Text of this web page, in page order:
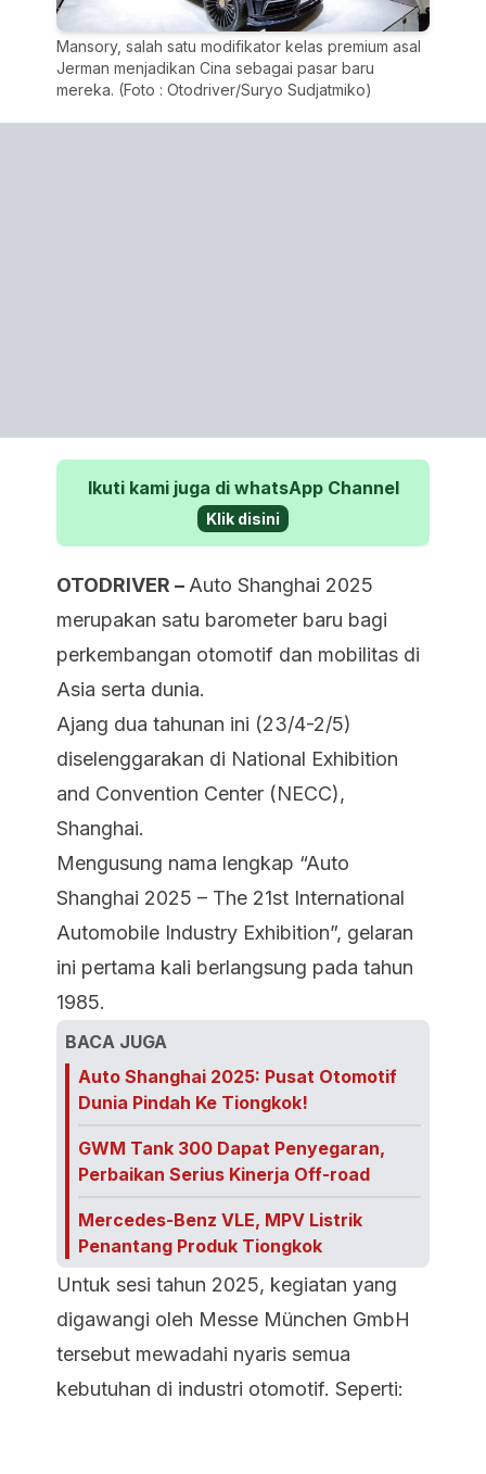
Mansory, salah satu modifikator kelas premium asal
Jerman menjadikan Cina sebagai pasar baru
mereka. (Foto : Otodriver/Suryo Sudjatmiko)
Ikuti kami juga di whatsApp Channel
Klik disini
OTODRIVER – Auto Shanghai 2025
merupakan satu barometer baru bagi
perkembangan otomotif dan mobilitas di
Asia serta dunia.
Ajang dua tahunan ini (23/4-2/5)
diselenggarakan di National Exhibition
and Convention Center (NECC),
Shanghai.
Mengusung nama lengkap “Auto
Shanghai 2025 – The 21st International
Automobile Industry Exhibition”, gelaran
ini pertama kali berlangsung pada tahun
1985.
BACA JUGA
Auto Shanghai 2025: Pusat Otomotif
Dunia Pindah Ke Tiongkok!
GWM Tank 300 Dapat Penyegaran,
Perbaikan Serius Kinerja Off-road
Mercedes-Benz VLE, MPV Listrik
Penantang Produk Tiongkok
Untuk sesi tahun 2025, kegiatan yang
digawangi oleh Messe München GmbH
tersebut mewadahi nyaris semua
kebutuhan di industri otomotif. Seperti: